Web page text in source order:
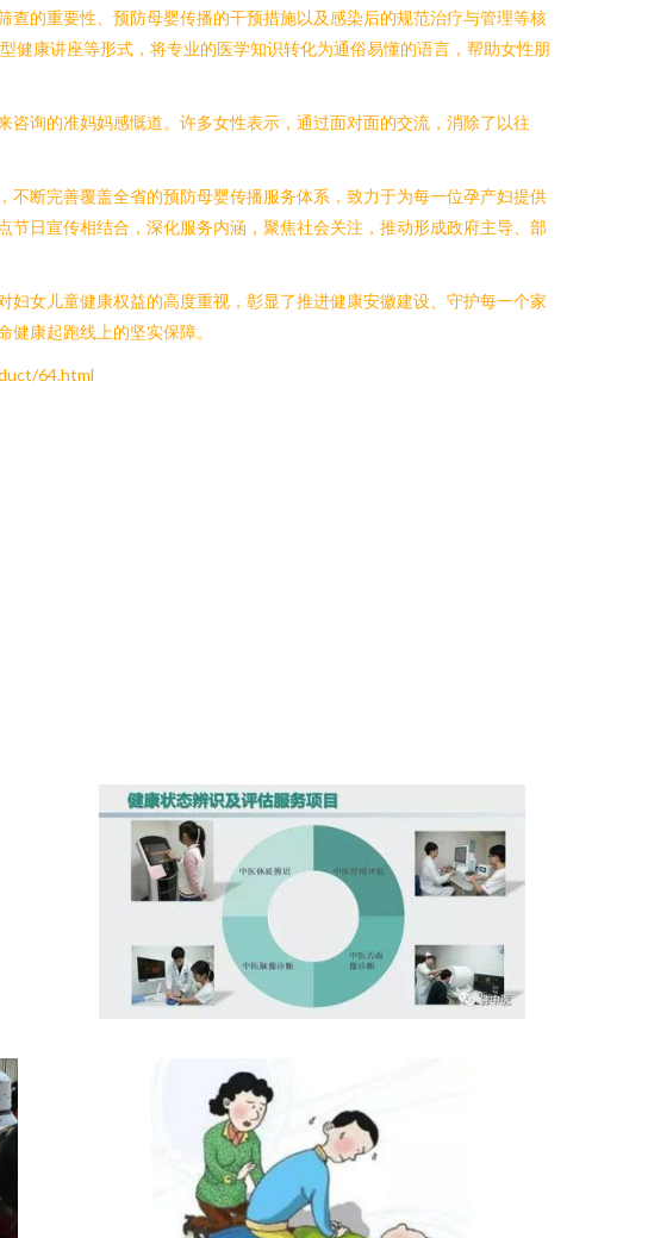
的重要性、预防母婴传播的干预措施以及感染后的规范治疗与管理等核
康讲座等形式，将专业的医学知识转化为通俗易懂的语言，帮助女性朋
询的准妈妈感慨道。许多女性表示，通过面对面的交流，消除了以往
断完善覆盖全省的预防母婴传播服务体系，致力于为每一位孕产妇提供
日宣传相结合，深化服务内涵，聚焦社会关注，推动形成政府主导、部
女儿童健康权益的高度重视，彰显了推进健康安徽建设、守护每一个家
康起跑线上的坚实保障。
64.html